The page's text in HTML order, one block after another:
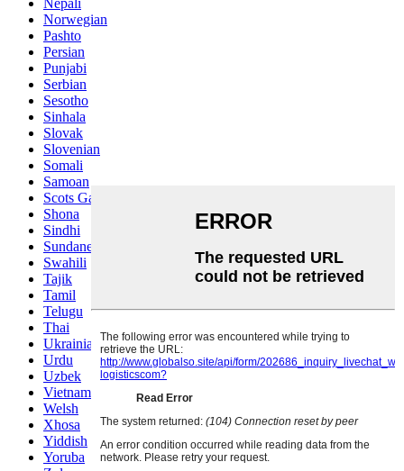
Nepali
Norwegian
Pashto
Persian
Punjabi
Serbian
Sesotho
Sinhala
Slovak
Slovenian
Somali
Samoan
Scots Gaelic
Shona
Sindhi
Sundanese
Swahili
Tajik
Tamil
Telugu
Thai
Ukrainian
Urdu
Uzbek
Vietnamese
Welsh
Xhosa
Yiddish
Yoruba